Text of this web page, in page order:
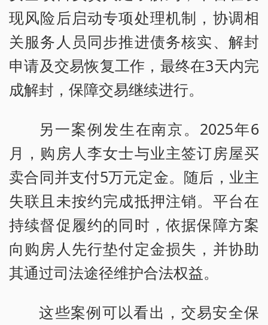
现风险后启动专项处理机制，协调相
关服务人员同步推进债务核实、解封
申请及交易恢复工作，最终在3天内完
成解封，保障交易继续进行。
另一案例发生在南京。2025年6
月，购房人李女士与业主签订房屋买
卖合同并支付5万元定金。随后，业主
失联且未按约完成抵押注销。平台在
持续督促履约的同时，依据保障方案
向购房人先行垫付定金损失，并协助
其通过司法途径维护合法权益。
这些案例可以看出，交易安全保